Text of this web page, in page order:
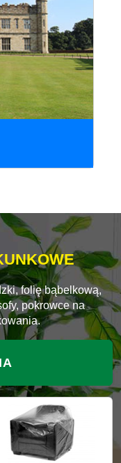
folię bąbelkową,
pokrowce na